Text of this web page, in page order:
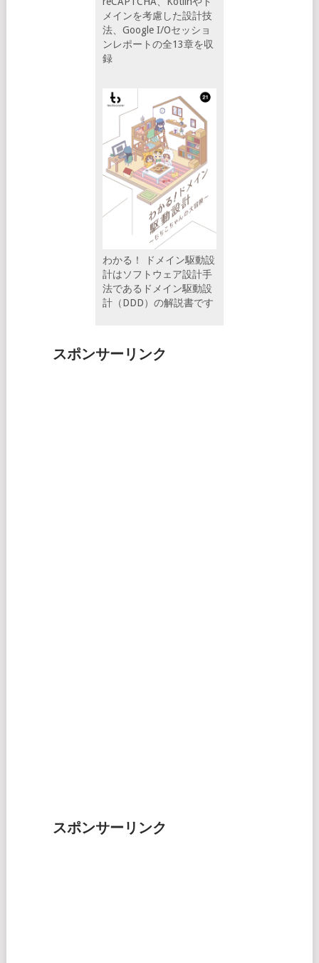
メインを考慮した設計技
法、Google I/Oセッショ
ンレポートの全13章を収
録
わかる！ ドメイン駆動設
計はソフトウェア設計手
法であるドメイン駆動設
計（DDD）の解説書です
スポンサーリンク
スポンサーリンク